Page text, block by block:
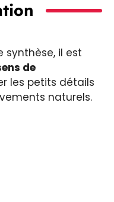
synthèse, il est
de
les petits détails
naturels.